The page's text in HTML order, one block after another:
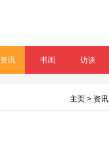
资讯 书画 访谈
主页 > 资讯